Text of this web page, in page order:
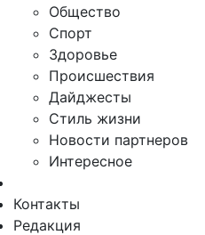
Общество
Спорт
Здоровье
Происшествия
Дайджесты
Стиль жизни
Новости партнеров
Интересное
Контакты
Редакция